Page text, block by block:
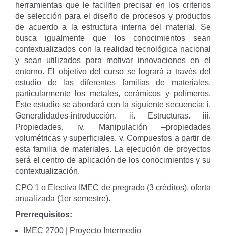
herramientas que le faciliten precisar en los criterios
de selección para el diseño de procesos y productos
de acuerdo a la estructura interna del material. Se
busca igualmente que los conocimientos sean
contextualizados con la realidad tecnológica nacional
y sean utilizados para motivar innovaciones en el
entorno. El objetivo del curso se logrará a través del
estudio de las diferentes familias de materiales,
particularmente los metales, cerámicos y polímeros.
Este estudio se abordará con la siguiente secuencia: i.
Generalidades-introducción. ii. Estructuras. iii.
Propiedades. iv. Manipulación –propiedades
volumétricas y superficiales. v. Compuestos a partir de
esta familia de materiales. La ejecución de proyectos
será el centro de aplicación de los conocimientos y su
contextualización.
CPO 1 o Electiva IMEC de pregrado (3 créditos), oferta
anualizada (1er semestre).
Prerrequisitos:
IMEC 2700 | Proyecto Intermedio